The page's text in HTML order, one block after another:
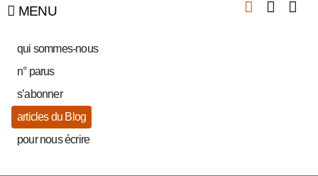
MENU
qui sommes-nous
n° parus
s’abonner
articles du Blog
pour nous écrire